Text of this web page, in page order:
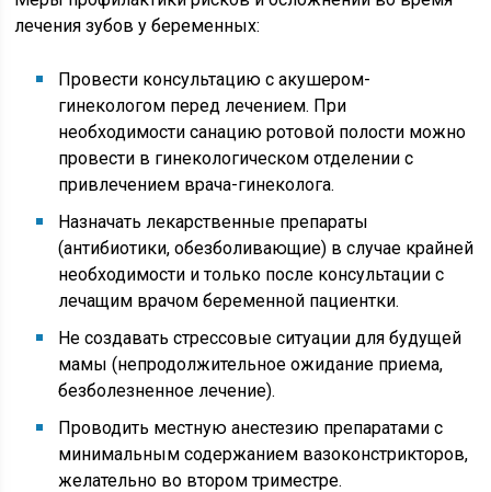
лечения зубов у беременных:
Провести консультацию с акушером-
гинекологом перед лечением. При
необходимости санацию ротовой полости можно
провести в гинекологическом отделении с
привлечением врача-гинеколога.
Назначать лекарственные препараты
(антибиотики, обезболивающие) в случае крайней
необходимости и только после консультации с
лечащим врачом беременной пациентки.
Не создавать стрессовые ситуации для будущей
мамы (непродолжительное ожидание приема,
безболезненное лечение).
Проводить местную анестезию препаратами с
минимальным содержанием вазоконстрикторов,
желательно во втором триместре.